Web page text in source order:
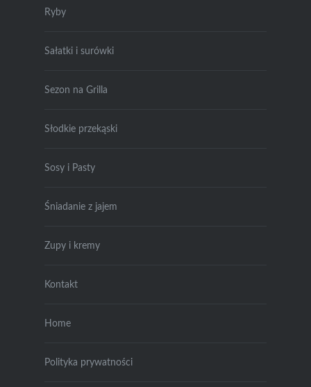
Ryby
Sałatki i surówki
Sezon na Grilla
Słodkie przekąski
Sosy i Pasty
Śniadanie z jajem
Zupy i kremy
Kontakt
Home
Polityka prywatności